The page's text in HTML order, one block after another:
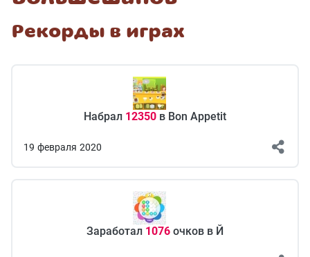
Рекорды в играх
19 февраля 2020
Набрал 12350 в Bon Appetit
Заработал 1076 очков в Й